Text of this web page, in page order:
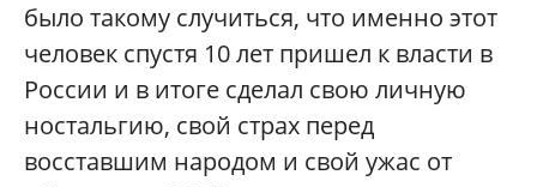
было такому случиться, что именно этот
человек спустя 10 лет пришел к власти в
России и в итоге сделал свою личную
ностальгию, свой страх перед
восставшим народом и свой ужас от